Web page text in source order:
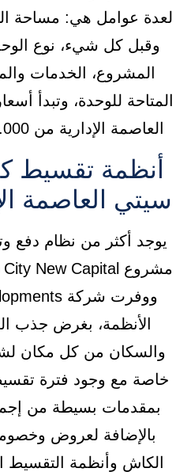
لعدة عوامل هي: مساحة
وقبل كل شيء، نوع
المشروع، الخدمات
المتاحة للوحدة، وتبدأ
العاصمة الإدارية من 21.940.000 جنيه مصري.
أنظمة تقسيط
سيتي العاصمة
يوجد أكثر من نظام دفع
الأنظمة، بغرض جذب
والسكان من كل مكان
خاصة مع وجود فترة
بمقدمات بسيطة من
بالإضافة لعروض
الكاش وأنظمة التقسيط